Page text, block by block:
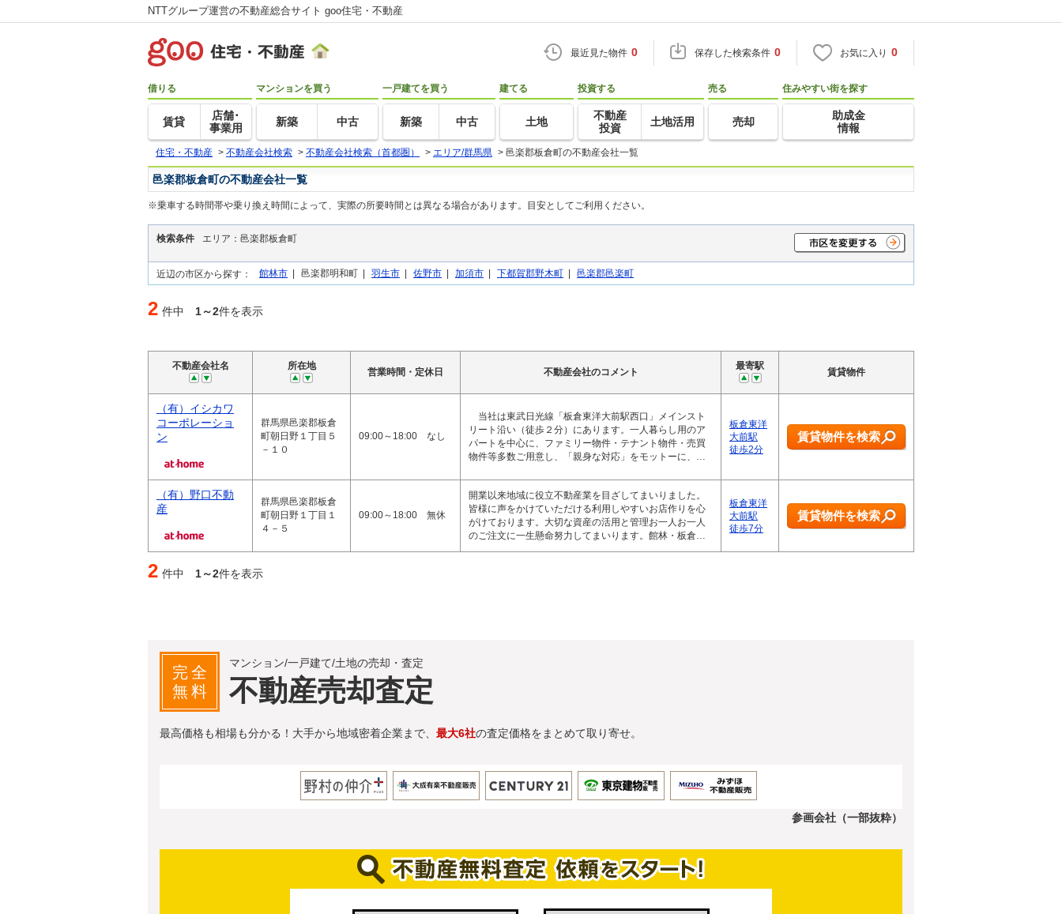
NTTグループ運営の不動産総合サイト goo住宅・不動産
最近見た物件 0 保存した検索条件 0 お気に入り 0
借りる
賃貸
店舗･
事業用
マンションを買う
新築 中古
一戸建てを買う
新築 中古
建てる
土地
投資する
不動産
投資
土地活用
売る
売却
住みやすい街を探す
助成金
情報
住宅・不動産 > 不動産会社検索 > 不動産会社検索（首都圏） > エリア/群馬県 > 邑楽郡板倉町の不動産会社一覧
邑楽郡板倉町の不動産会社一覧
※乗車する時間帯や乗り換え時間によって、実際の所要時間とは異なる場合があります。目安としてご利用ください。
検索条件 エリア：邑楽郡板倉町
近辺の市区から探す： 館林市 | 邑楽郡明和町 | 羽生市 | 佐野市 | 加須市 | 下都賀郡野木町 | 邑楽郡邑楽町
2 件中 1～2件を表示
不動産会社名 所在地
営業時間・定休日 不動産会社のコメント
最寄駅
賃貸物件
（有）イシカワ
コーポレーショ
ン
群馬県邑楽郡板倉
町朝日野１丁目５
－１０
09:00～18:00 なし
当社は東武日光線「板倉東洋大前駅西口」メインスト
リート沿い（徒歩２分）にあります。一人暮らし用のア
パートを中心に、ファミリー物件・テナント物件・売買
物件等多数ご用意し、「親身な対応」をモットーに、…
板倉東洋
大前駅
徒歩2分
賃貸物件を検索
（有）野口不動
産
群馬県邑楽郡板倉
町朝日野１丁目１
４－５
09:00～18:00 無休
開業以来地域に役立不動産業を目ざしてまいりました。
皆様に声をかけていただける利用しやすいお店作りを心
がけております。大切な資産の活用と管理お一人お一人
のご注文に一生懸命努力してまいります。館林・板倉…
板倉東洋
大前駅
徒歩7分
賃貸物件を検索
2 件中 1～2件を表示
完全
無料
マンション/一戸建て/土地の売却・査定
不動産売却査定
最高価格も相場も分かる！大手から地域密着企業まで、 最大6社の査定価格をまとめて取り寄せ。
参画会社（一部抜粋）